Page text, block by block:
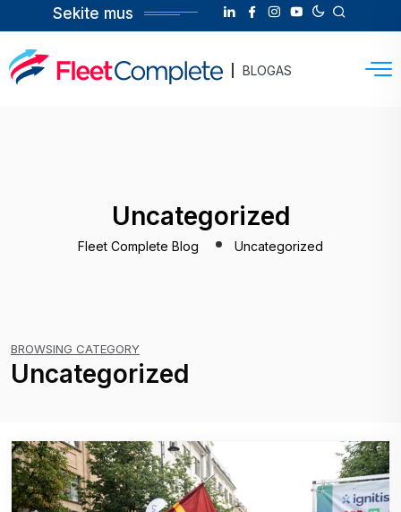
Sekite mus
BLOGAS
Uncategorized
Fleet Complete Blog Uncategorized
BROWSING CATEGORY
Uncategorized